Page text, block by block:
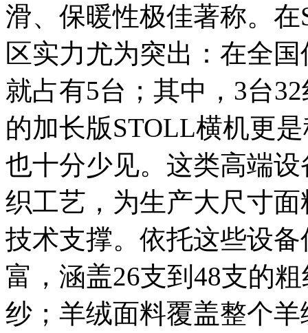
滑、保暖性极佳著称。
区实力尤为突出：在全
就占有5台；其中，3台
的加长版STOLL横机更
也十分少见。这类高端
织工艺，为生产大尺寸
技术支撑。依托这些设
富，涵盖26支到48支的
纱；羊绒面料覆盖整个